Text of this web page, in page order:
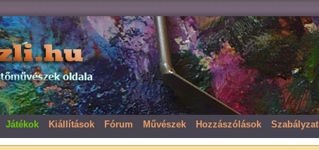
Játékok Kiállítások Fórum Művészek Hozzászólások Szabályzat